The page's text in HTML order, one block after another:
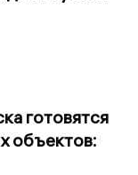
готовятся
объектов: